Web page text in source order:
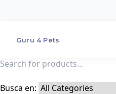
Guru 4 Pets
Busca en: